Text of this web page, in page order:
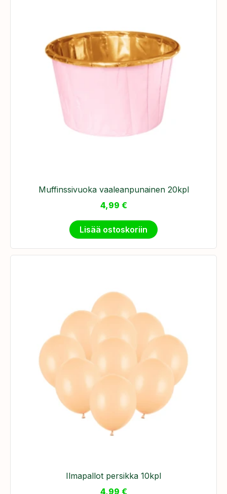
Muffinssivuoka vaaleanpunainen 20kpl
4,99 €
Lisää ostoskoriin
Ilmapallot persikka 10kpl
4,99 €